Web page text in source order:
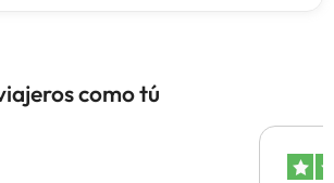
como tú